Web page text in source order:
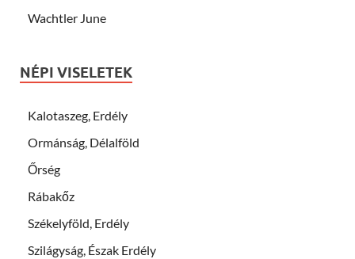
Wachtler June
NÉPI VISELETEK
Kalotaszeg, Erdély
Ormánság, Délalföld
Őrség
Rábakőz
Székelyföld, Erdély
Szilágyság, Észak Erdély